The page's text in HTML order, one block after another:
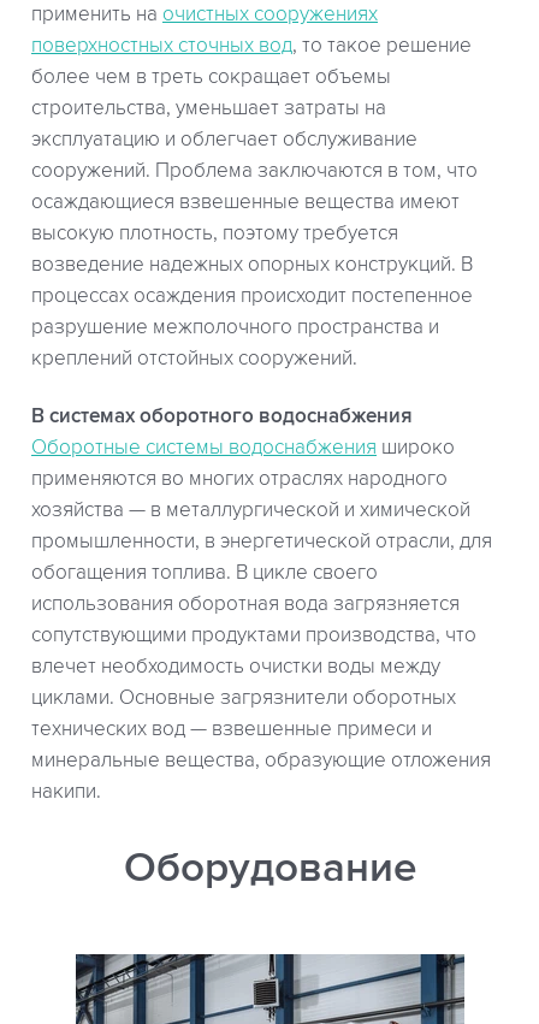
применить на очистных сооружениях
поверхностных сточных вод, то такое решение
более чем в треть сокращает объемы
строительства, уменьшает затраты на
эксплуатацию и облегчает обслуживание
сооружений. Проблема заключаются в том, что
осаждающиеся взвешенные вещества имеют
высокую плотность, поэтому требуется
возведение надежных опорных конструкций. В
процессах осаждения происходит постепенное
разрушение межполочного пространства и
креплений отстойных сооружений.
В системах оборотного водоснабжения
Оборотные системы водоснабжения широко
применяются во многих отраслях народного
хозяйства — в металлургической и химической
промышленности, в энергетической отрасли, для
обогащения топлива. В цикле своего
использования оборотная вода загрязняется
сопутствующими продуктами производства, что
влечет необходимость очистки воды между
циклами. Основные загрязнители оборотных
технических вод — взвешенные примеси и
минеральные вещества, образующие отложения
накипи.
Оборудование